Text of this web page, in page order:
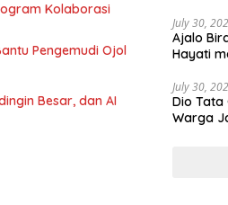
Kolaborasi
Pengemudi Ojol
Besar, dan AI
July 30,
Ajalo
Hayati
July 30,
Dio Tata
Warga